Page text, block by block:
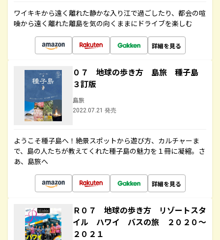
ワイキキから遠く離れた静かな入り江で過ごしたり、都会の喧
噪から遠く離れた離島を気の向くままにドライブを楽しむ
詳細を見る
０７ 地球の歩き方 島旅 種子島
３訂版
島旅
2022.07.21 発売
ようこそ種子島へ！絶景スポットから遊び方、カルチャーま
で、島の人たちが教えてくれた種子島の魅力を１冊に凝縮。さ
あ、島旅へ
詳細を見る
Ｒ０７ 地球の歩き方 リゾートスタ
イル ハワイ バスの旅 ２０２０～
２０２１